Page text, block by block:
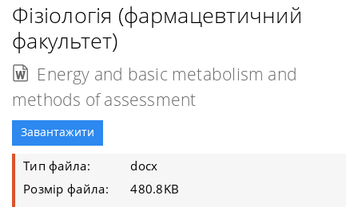
Фізіологія (фармацевтичний
факультет)
Energy and basic metabolism and
methods of assessment
Завантажити
Тип файла:
docx
Розмір файла:
480.8KB